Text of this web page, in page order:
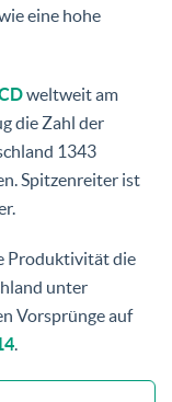
eine hohe
weltweit am
die Zahl der
1343
Spitzenreiter ist
Produktivität die
unter
Vorsprünge auf
.